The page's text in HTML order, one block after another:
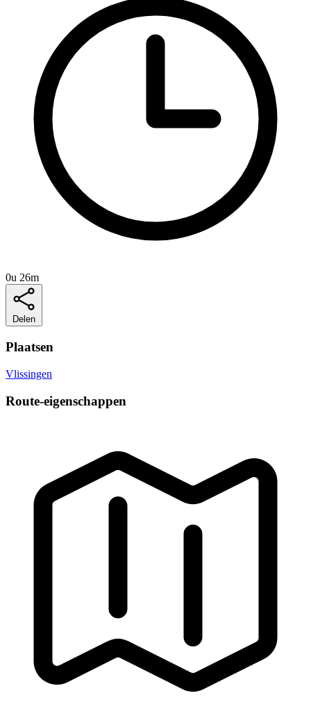
0u 26m
Delen
Plaatsen
Vlissingen
Route-eigenschappen